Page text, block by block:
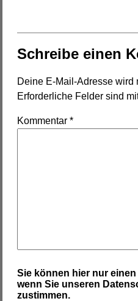
Schreibe einen
Deine E-Mail-Adresse wird
Erforderliche Felder sind
Kommentar*
Sie können hier nur
wenn Sie unseren
zustimmen.